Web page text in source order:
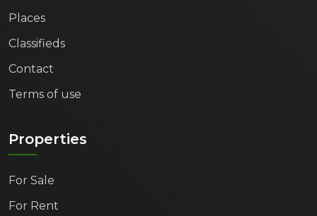
Places
Classifieds
Contact
Terms of use
Properties
For Sale
For Rent